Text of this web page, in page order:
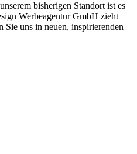
bisherigen Standort ist es
Werbeagentur GmbH zieht
uns in neuen, inspirierenden